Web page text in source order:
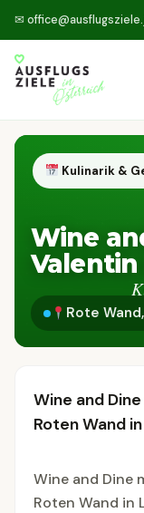
✉
Kulinarik &
Wine
Rote
Wine and
Roten Wand
Wine and Dine
Roten Wand in